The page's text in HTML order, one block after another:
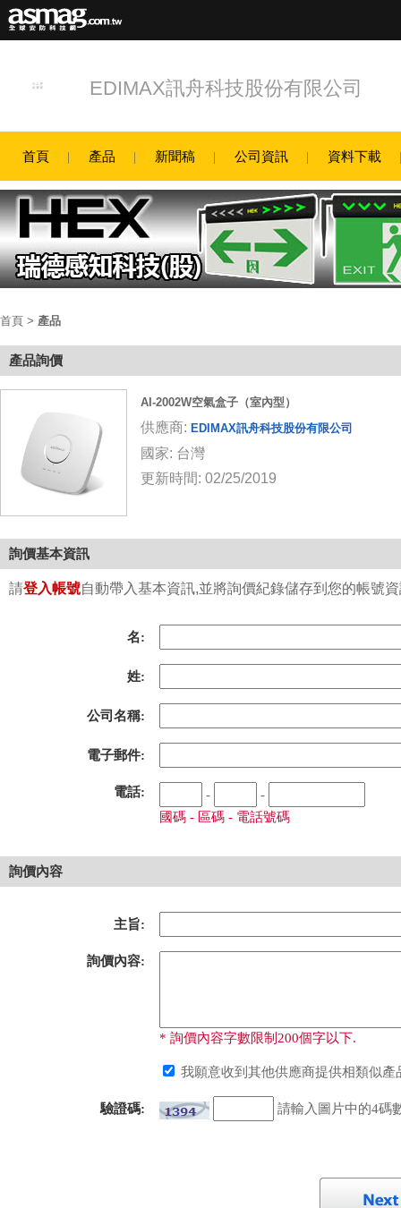
EDIMAX訊舟科技股份有限公司
首頁 產品 新聞稿 公司資訊 資料下載
首頁 > 產品
產品詢價
AI-2002W空氣盒子（室內型）
供應商: EDIMAX訊舟科技股份有限公司
國家: 台灣
更新時間: 02/25/2019
詢價基本資訊
請登入帳號自動帶入基本資訊,並將詢價紀錄儲存到您的帳號
名:
姓:
公司名稱:
電子郵件:
電話: -
-
國碼 - 區碼 - 電話號碼
詢價內容
主旨:
詢價內容:
* 詢價內容字數限制200個字以下.
我願意收到其他供應商提供相類似產
驗證碼: 請輸入圖片中的4碼